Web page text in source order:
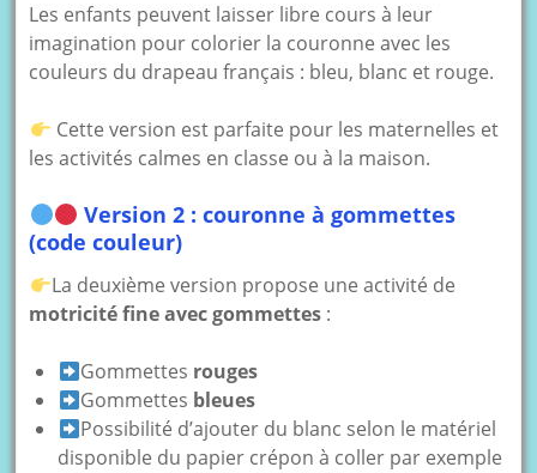
Les enfants peuvent laisser libre cours à leur
imagination pour colorier la couronne avec les
couleurs du drapeau français : bleu, blanc et rouge.
Cette version est parfaite pour les maternelles et
les activités calmes en classe ou à la maison.
Version 2 : couronne à gommettes
(code couleur)
La deuxième version propose une activité de
motricité fine avec gommettes :
Gommettes rouges
Gommettes bleues
Possibilité d’ajouter du blanc selon le matériel
disponible du papier crépon à coller par exemple